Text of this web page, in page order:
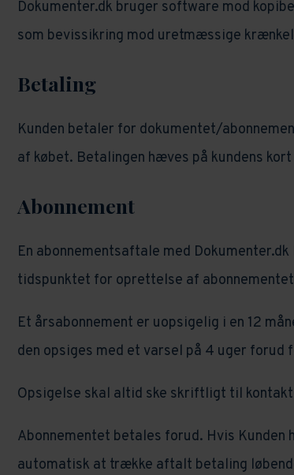
Dokumenter.dk bruger software mod
som bevissikring mod uretmæssige
Betaling
Kunden betaler for dokumentet/
af købet. Betalingen hæves på kundens
Abonnement
En abonnementsaftale med
tidspunktet for oprettelse af
Et årsabonnement er uopsigelig i en 12
den opsiges med et varsel på 4 uger forud
Opsigelse skal altid ske skriftligt til
Abonnementet betales forud. Hvis
automatisk at trække aftalt betaling